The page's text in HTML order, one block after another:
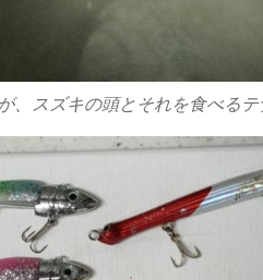
、スズキの頭とそれを食べるテ